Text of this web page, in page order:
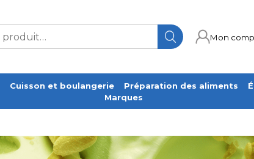
Mon
Cuisson et boulangerie Préparation des aliments
Marques